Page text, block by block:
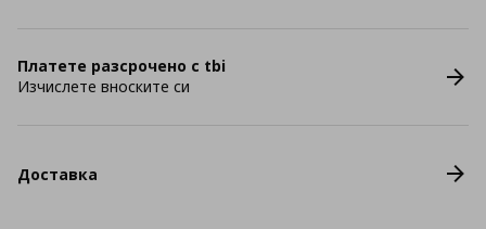
Платете разсрочено с tbi
Изчислете вноските си
Доставка